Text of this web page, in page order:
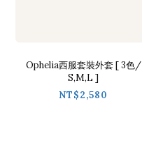
Ophelia西服套裝外套 [ 3色/
S,M,L ]
NT$2,580